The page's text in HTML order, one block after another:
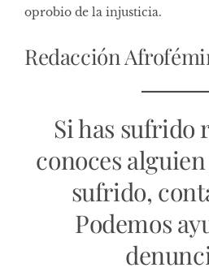
oprobio de la injusticia.
Redacción
Si has sufrido
conoces
sufrido,
Podemos